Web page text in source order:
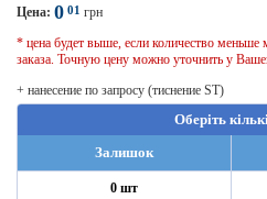
Цена: 0 01 грн
* цена будет выше, если количество меньше
заказа. Точную цену можно уточнить у
+ нанесение по запросу (тиснение ST)
Оберіть
Залишок
0 шт